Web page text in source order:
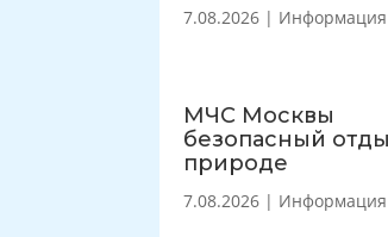
7.08.2026 |
МЧС Москвы
безопасный
природе
7.08.2026 |